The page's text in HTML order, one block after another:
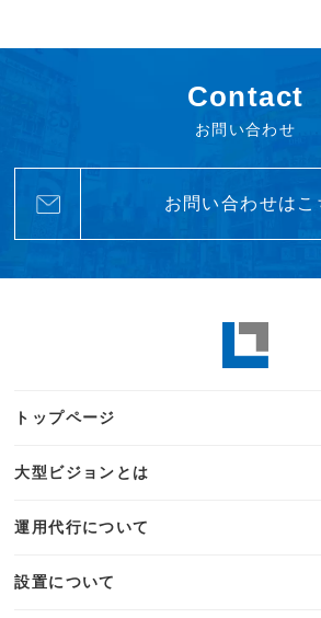
Contact
お問い合わせ
お問い合わせはこ
トップページ
大型ビジョンとは
運用代行について
設置について